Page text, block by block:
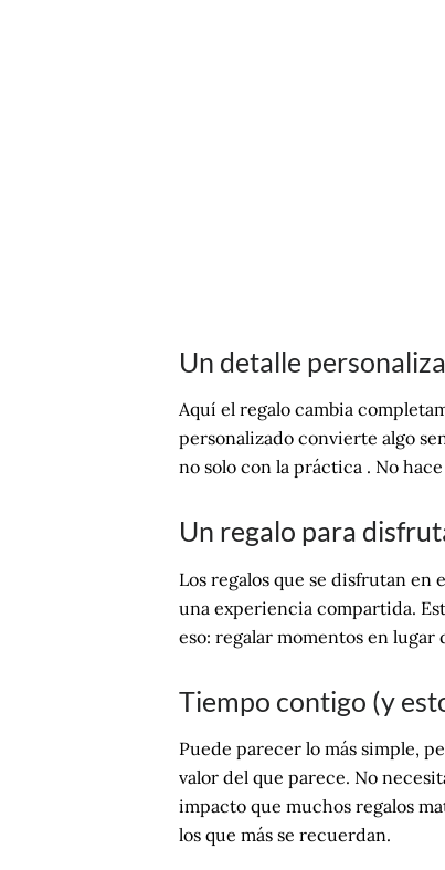
Un detalle
Aquí el regalo cambia
personalizado convierte algo
no solo con la práctica . No
Un regalo para
Los regalos que se disfrutan en
una experiencia compartida.
eso: regalar momentos en
Tiempo contigo (y
Puede parecer lo más simple,
valor del que parece. No
impacto que muchos regalos
los que más se recuerdan.